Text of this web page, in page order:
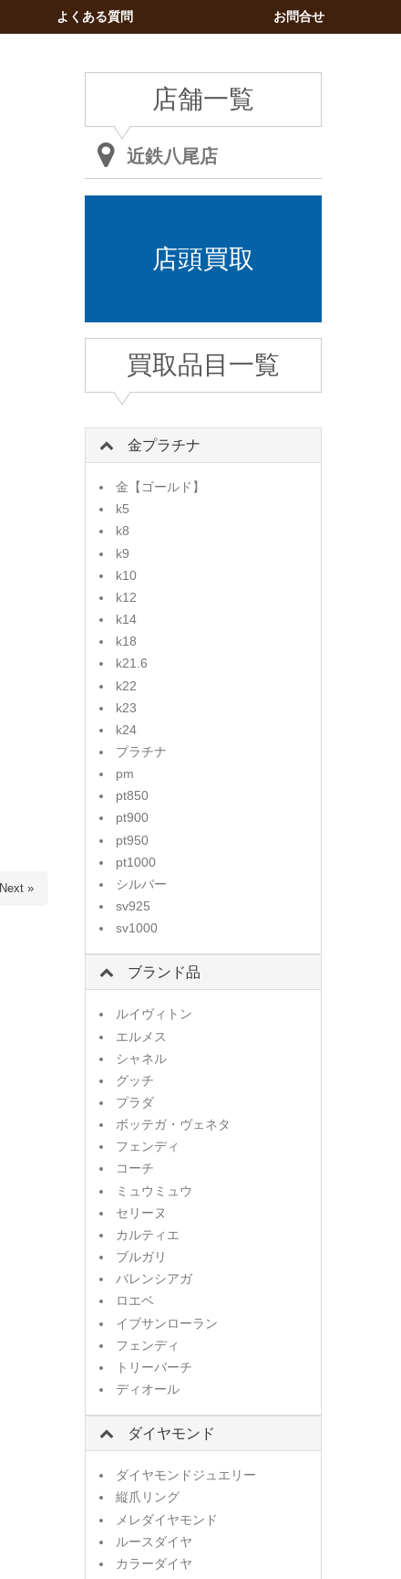
よくある質問 お問合せ
Next »
店舗一覧
近鉄八尾店
店頭買取
買取品目一覧
金プラチナ
金【ゴールド】
k5
k8
k9
k10
k12
k14
k18
k21.6
k22
k23
k24
プラチナ
pm
pt850
pt900
pt950
pt1000
シルバー
sv925
sv1000
ブランド品
ルイヴィトン
エルメス
シャネル
グッチ
プラダ
ボッテガ・ヴェネタ
フェンディ
コーチ
ミュウミュウ
セリーヌ
カルティエ
ブルガリ
バレンシアガ
ロエベ
イブサンローラン
フェンディ
トリーバーチ
ディオール
ダイヤモンド
ダイヤモンドジュエリー
縦爪リング
メレダイヤモンド
ルースダイヤ
カラーダイヤ